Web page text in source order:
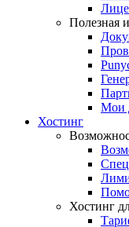
Полезная
Мои
Хостинг
Хостинг